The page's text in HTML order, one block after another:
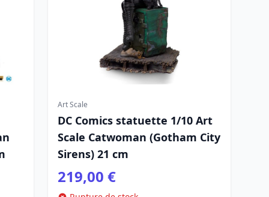
Art Scale
DC Comics statuette 1/10 Art
Scale Catwoman (Gotham City
Sirens) 21 cm
219,00 €